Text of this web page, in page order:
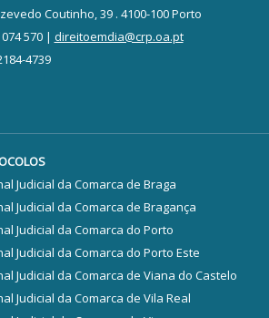
Coutinho, 39 . 4100-100 Porto
570 | direitoemdia@crp.oa.pt
4739
Judicial da Comarca de Braga
Judicial da Comarca de Bragança
Judicial da Comarca do Porto
Judicial da Comarca do Porto Este
Judicial da Comarca de Viana do Castelo
Judicial da Comarca de Vila Real